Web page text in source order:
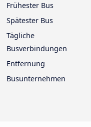
Frühester Bus
Spätester Bus
Tägliche
Busverbindungen
Entfernung
Busunternehmen